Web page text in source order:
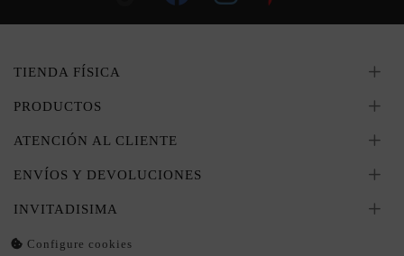
TIENDA FÍSICA
PRODUCTOS
ATENCIÓN AL CLIENTE
ENVÍOS Y DEVOLUCIONES
INVITADISIMA
Configure cookies